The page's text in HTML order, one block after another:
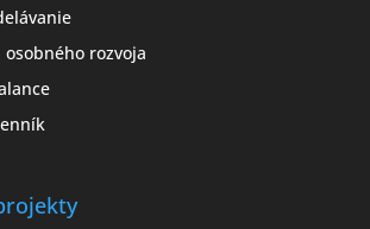
rozvoja